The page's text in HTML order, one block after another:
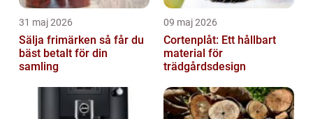
31 maj 2026
Sälja frimärken så får du
bäst betalt för din
samling
09 maj 2026
Cortenplåt: Ett hållbart
material för
trädgårdsdesign